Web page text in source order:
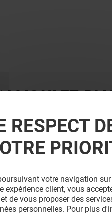
VOULEZ
RESPECT
votre navigation
expérience client, vous
de vous proposer des
personnelles. Pour plus